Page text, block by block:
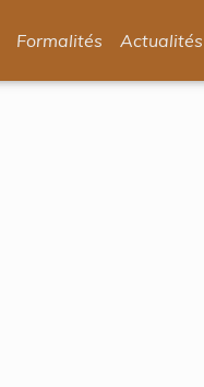
Formalités Actualités